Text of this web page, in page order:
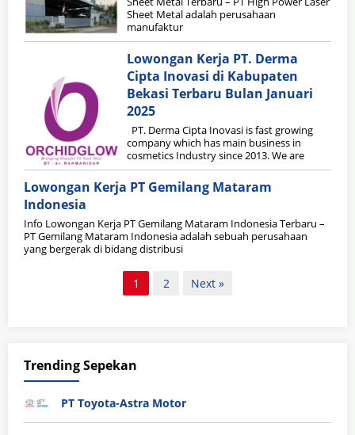
Sheet Metal adalah perusahaan
manufaktur
Lowongan Kerja PT. Derma
Cipta Inovasi di Kabupaten
Bekasi Terbaru Bulan Januari
2025
PT. Derma Cipta Inovasi is fast growing
company which has main business in
cosmetics Industry since 2013. We are
Lowongan Kerja PT Gemilang Mataram
Indonesia
Info Lowongan Kerja PT Gemilang Mataram Indonesia Terbaru –
PT Gemilang Mataram Indonesia adalah sebuah perusahaan
yang bergerak di bidang distribusi
1 2 Next »
Trending Sepekan
PT Toyota-Astra Motor